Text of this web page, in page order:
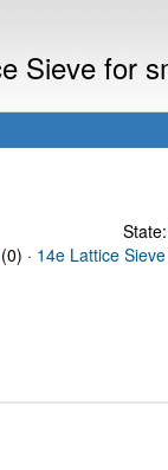
Sieve for
State:
(0) · 14e Lattice Sieve